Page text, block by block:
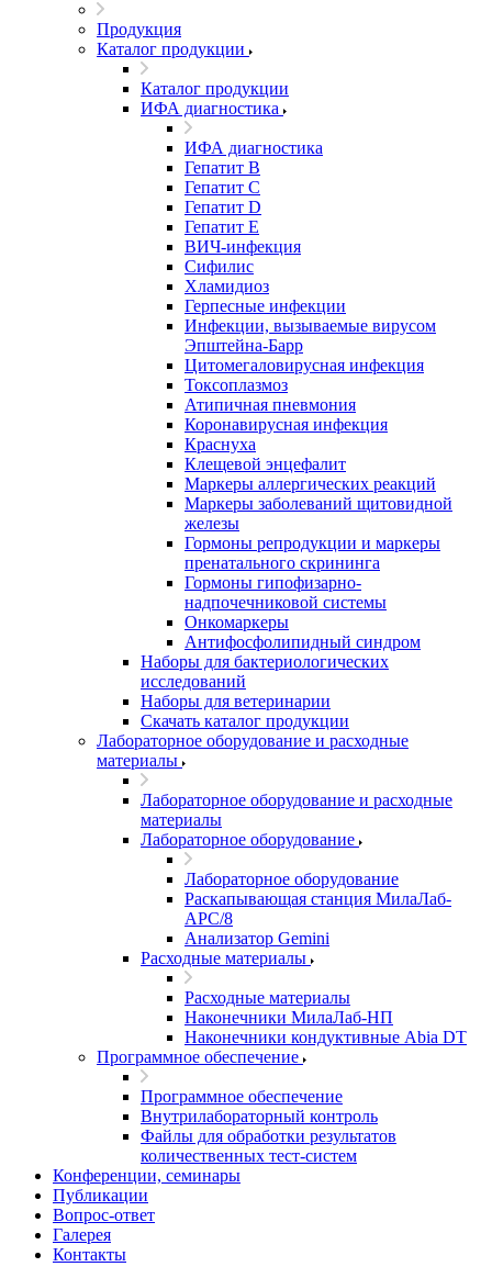
Продукция
Каталог продукции
Каталог продукции
ИФА диагностика
ИФА диагностика
Гепатит В
Гепатит C
Гепатит D
Гепатит E
ВИЧ-инфекция
Сифилис
Хламидиоз
Герпесные инфекции
Инфекции, вызываемые вирусом
Эпштейна-Барр
Цитомегаловирусная инфекция
Токсоплазмоз
Атипичная пневмония
Коронавирусная инфекция
Краснуха
Клещевой энцефалит
Маркеры аллергических реакций
Маркеры заболеваний щитовидной
железы
Гормоны репродукции и маркеры
пренатального скрининга
Гормоны гипофизарно-
надпочечниковой системы
Онкомаркеры
Антифосфолипидный синдром
Наборы для бактериологических
исследований
Наборы для ветеринарии
Скачать каталог продукции
Лабораторное оборудование и расходные
материалы
Лабораторное оборудование и расходные
материалы
Лабораторное оборудование
Лабораторное оборудование
Раскапывающая станция МилаЛаб-
АРС/8
Анализатор Gemini
Расходные материалы
Расходные материалы
Наконечники МилаЛаб-НП
Наконечники кондуктивные Abia DT
Программное обеспечение
Программное обеспечение
Внутрилабораторный контроль
Файлы для обработки результатов
количественных тест-систем
Конференции, семинары
Публикации
Вопрос-ответ
Галерея
Контакты